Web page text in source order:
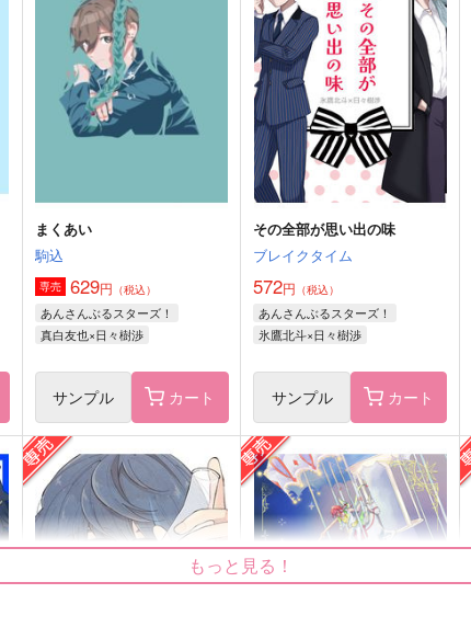
ひまわり畑でつかまえて
ブレイクタイム
円（税込）
逆先夏目×青葉つむぎ
再録集)ほんまる町のちいさな
刀剣男士たち
ユウラク
3,457円 （税込）
鶴丸国永
サンプル 作品詳細
再録集)本丸さんちのちいさな
国広くん
3,280
【特典付】刀剣再録アンコー
ル！３
幸漫
3,190
まくあい
駒込
専売 629円 （税込）
あんさんぶるスターズ！
真白友也×日々樹渉
サンプル カート
その全部が思い出の味
ブレイクタイム
572円 （税込）
あんさんぶるスターズ！
氷鷹北斗×日々樹渉
サンプル カート
もっと見る！